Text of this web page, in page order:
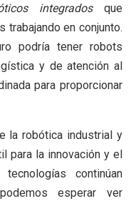
integradosque
en conjunto.
podría tener robots
y de atención al
para proporcionar
la robótica industrial y
para la innovación y el
continúan
esperar ver